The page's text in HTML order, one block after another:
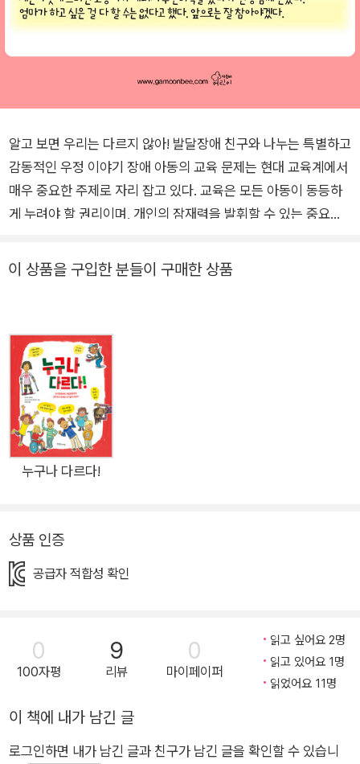
알고 보면 우리는 다르지 않아! 발달장애 친구와 나누는 특별하고
감동적인 우정 이야기 장애 아동의 교육 문제는 현대 교육계에서
매우 중요한 주제로 자리 잡고 있다. 교육은 모든 아동이 동등하
게 누려야 할 권리이며, 개인의 잠재력을 발휘할 수 있는 중요한
환경에서 교육을 받으면서 소통하고 배우는 교육 방식이다. 사회
라 비장애 아동에게도 중요한 교육적 경험이 된다. 나아가 마음이
통하여 서로 친밀해지면 서로 다르지 않다는 것도 저절로 깨닫게
된다. 이 책은 발달장애 아동과의 공감과 소통을 주제로 꾸며진
단편 동화 모음집으로 실화를 바탕으로 쓰였다. 이야기를 읽다 보
면 발달장애 친구들의 마음을 알 수 있어서 소통하는 데 큰 도움
을 받을 수 있다. <넌 뭘 좋아해?>는 발달장애 친구인 민석이의
이야기이다. 민석이는 학교에 오더라도 교실에 들어오는 걸 싫어
있다는 것을 알게 된다. 말을 주고받지 못했는데도 지한이와 민석
이는 어떻게 친해질 수 있었을까? 친구와 가까워지는데 대화보
다도 더 중요한 것이 무엇일까? <함께 부르는 노래>는 발달장애
예준이는 그런 현우와 짝이 되어 속이 상하다. 학원에서 또 자꾸
귀찮게 해서 예준이는 현우를 따돌리고 도망쳤다. 그런데 현우가
집에 돌아오지 않았다. 예준이는 현우가 운동장 정글짐에 올라가
보고 예준이 이름을 불렀다. 누구의 이름을 부르는 것을 본 건 처
음이었다. 예준이는 어떤 마음이 들었을까? 마음이 서로 통하면
이 상품을 구입한 분들이 구매한 상품
누구나 다르다!
상품 인증
공급자 적합성 확인
0
100자평
9
리뷰
0
마이페이퍼
읽고 싶어요 2명
읽고 있어요 1명
읽었어요 11명
이 책에 내가 남긴 글
로그인하면 내가 남긴 글과 친구가 남긴 글을 확인할 수 있습니